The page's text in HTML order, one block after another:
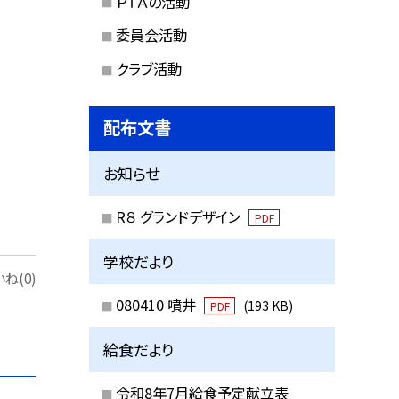
ね(0)
委員会活動
クラブ活動
配布文書
お知らせ
R８ グランドデザイン PDF
学校だより
080410 噴井 PDF (193 KB)
給食だより
令和8年7月給食予定献立表